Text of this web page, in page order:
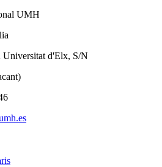
UMH
Universitat d'Elx, S/N